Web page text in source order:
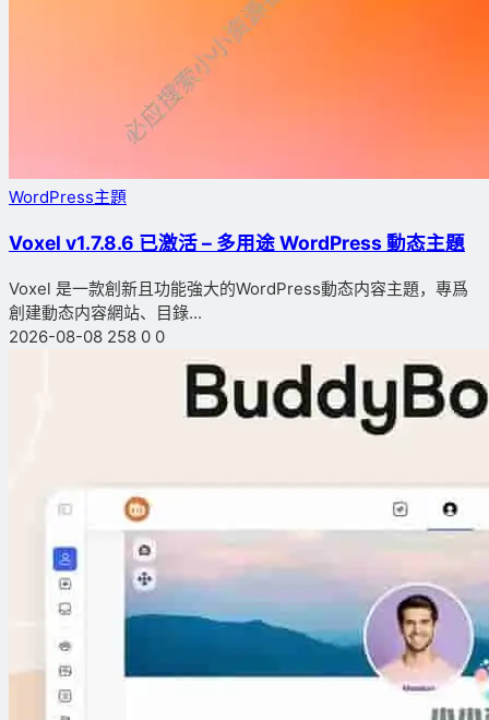
WordPress主題
Voxel v1.7.8.6 已激活 – 多用途 WordPress 動态主題
Voxel 是一款創新且功能強大的WordPress動态内容主題，專爲
創建動态内容網站、目錄...
2026-08-08 258 0 0